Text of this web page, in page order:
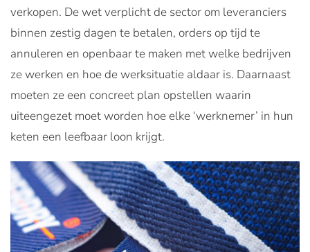
verkopen. De wet verplicht de sector om leveranciers
binnen zestig dagen te betalen, orders op tijd te
annuleren en openbaar te maken met welke bedrijven
ze werken en hoe de werksituatie aldaar is. Daarnaast
moeten ze een concreet plan opstellen waarin
uiteengezet moet worden hoe elke ‘werknemer’ in hun
keten een leefbaar loon krijgt.